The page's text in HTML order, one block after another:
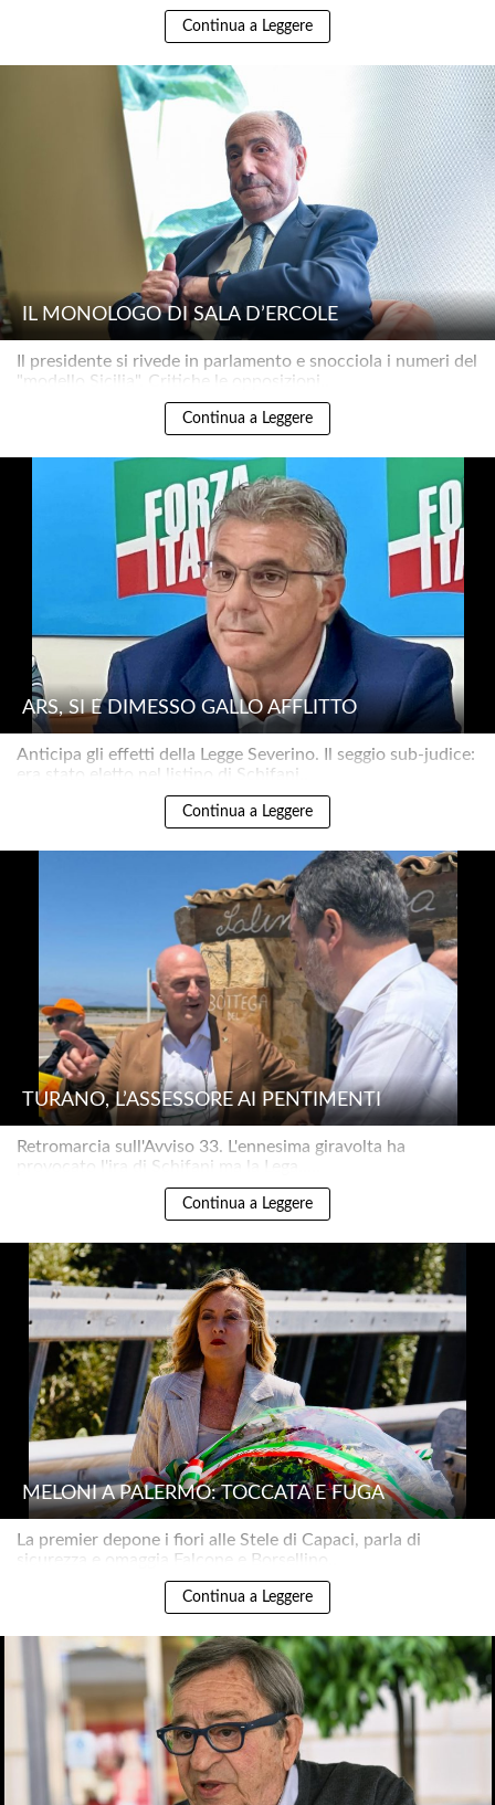
Continua a Leggere
IL MONOLOGO DI SALA D’ERCOLE
Il presidente si rivede in parlamento e snocciola i numeri del
"modello Sicilia". Critiche le opposizioni..
Continua a Leggere
ARS, SI È DIMESSO GALLO AFFLITTO
Anticipa gli effetti della Legge Severino. Il seggio sub-judice:
era stato eletto nel listino di Schifani..
Continua a Leggere
TURANO, L’ASSESSORE AI PENTIMENTI
Retromarcia sull'Avviso 33. L'ennesima giravolta ha
provocato l'ira di Schifani ma la Lega.....
Continua a Leggere
MELONI A PALERMO: TOCCATA E FUGA
La premier depone i fiori alle Stele di Capaci, parla di
sicurezza e omaggia Falcone e Borsellino..
Continua a Leggere